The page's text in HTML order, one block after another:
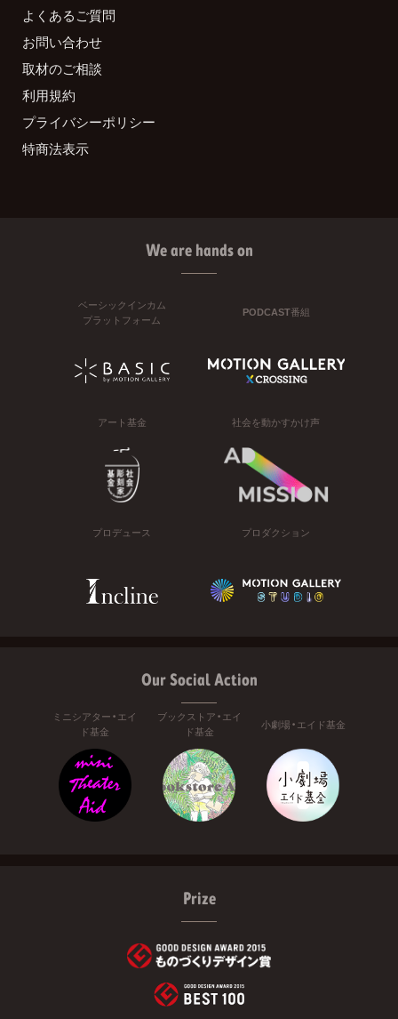
よくあるご質問
お問い合わせ
取材のご相談
利用規約
プライバシーポリシー
特商法表示
We are hands on
ベーシックインカム
プラットフォーム
PODCAST番組
アート基金 社会を動かすかけ声
プロデュース プロダクション
Our Social Action
ミニシアター・エイ
ド基金
ブックストア・エイ
ド基金
小劇場・エイド基金
Prize